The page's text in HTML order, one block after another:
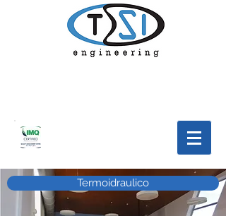
Termoidraulico